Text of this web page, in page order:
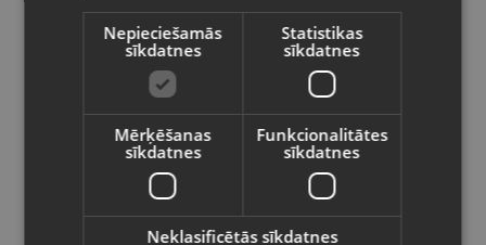
Xiaomi Redmi Note 14 Pro 4G
valodā
Valsts
Latviešu / Latvian
Nepieciešamās
sīkdatnes
Statistikas
sīkdatnes
Mērķēšanas
sīkdatnes
Funkcionalitātes
sīkdatnes
Neklasificētās sīkdatnes